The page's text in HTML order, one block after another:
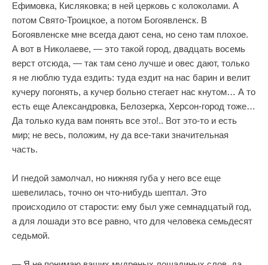
Ефимовка, Кисляковка; в ней церковь с колоколами. А
потом Свято-Троицкое, а потом Богоявленск. В
Богоявленске мне всегда дают сена, но сено там плохое.
А вот в Николаеве, — это такой город, двадцать восемь
верст отсюда, — так там сено лучше и овес дают, только
я не люблю туда ездить: туда ездит на нас барин и велит
кучеру погонять, а кучер больно стегает нас кнутом… А то
есть еще Александровка, Белозерка, Херсон-город тоже…
Да только куда вам понять все это!.. Вот это-то и есть
мир; не весь, положим, ну да все-таки значительная
часть.
И гнедой замолчал, но нижняя губа у него все еще
шевелилась, точно он что-нибудь шептал. Это
происходило от старости: ему был уже семнадцатый год,
а для лошади это все равно, что для человека семьдесят
седьмой.